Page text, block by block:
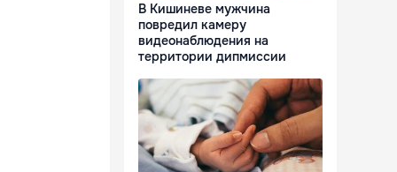
В Кишиневе мужчина
повредил камеру
видеонаблюдения на
территории дипмиссии